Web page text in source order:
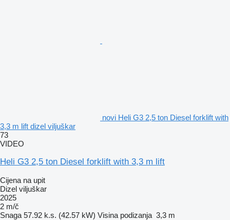
novi Heli G3 2,5 ton Diesel forklift with
3,3 m lift dizel viljuškar
73
VIDEO
Heli G3 2,5 ton Diesel forklift with 3,3 m lift
Cijena na upit
Dizel viljuškar
2025
2 m/č
Snaga 57.92 k.s. (42.57 kW) Visina podizanja 3,3 m